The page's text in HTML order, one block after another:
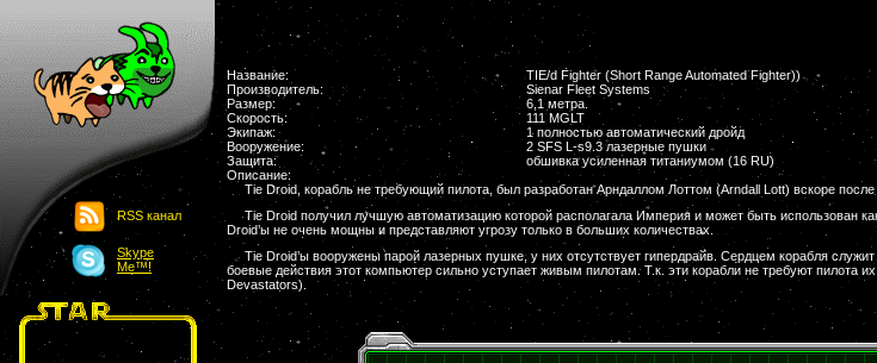
Юмор
Картинки-приколы
Download
Links
Обмен баннерами
О проекте
Обьявления
Чат
RSS канал
Skype
Me™!
Название:
TIE/d Fighter (Short Range Automated Fighter))
Производитель:
Sienar Fleet Systems
Размер:
6,1 метра.
Скорость:
111 MGLT
Экипаж:
1 полностью автоматический дройд
Вооружение:
2 SFS L-s9.3 лазерные пушки
Защита:
обшивка усиленная титаниумом (16 RU)
Описание:
Tie Droid, корабль не требующий пилота, был разработан Арндаллом Лоттом (Arndall Lott) вскоре
Tie Droid получил лучшую автоматизацию которой располагала Империя и может быть использован
Droid’ы не очень мощны и представляют угрозу только в больших количествах.
Tie Droid’ы вооружены парой лазерных пушке, у них отсутствует гипердрайв. Сердцем корабля
боевые действия этот компьютер сильно уступает живым пилотам. Т.к. эти корабли не требуют
Devastators).